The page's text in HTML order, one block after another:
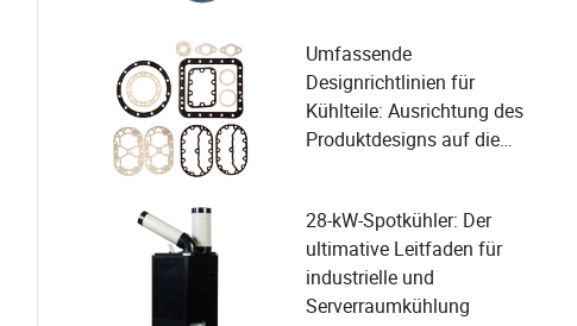
Umfassende
Designrichtlinien für
Kühlteile: Ausrichtung des
Produktdesigns auf die
28-kW-Spotkühler: Der
ultimative Leitfaden für
industrielle und
Serverraumkühlung